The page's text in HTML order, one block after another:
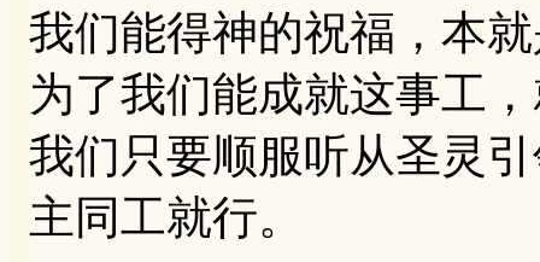
我们能得神的祝福，本
为了我们能成就这事工
我们只要顺服听从圣灵
主同工就行。